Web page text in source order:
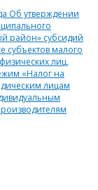
Об утверждении
район» субсидий
субъектов малого
лиц,
«Налог на
лицам